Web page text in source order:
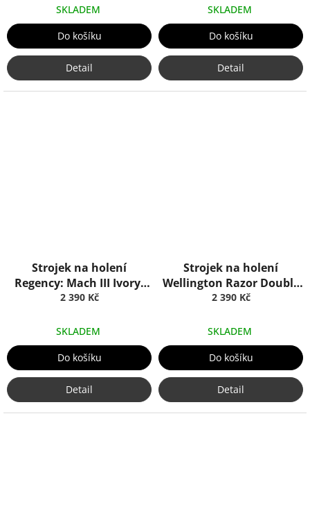
SKLADEM
Do košíku
Detail
SKLADEM
Do košíku
Detail
Strojek na holení
Regency: Mach III Ivory,
Truefitt & Hill
2 390 Kč
SKLADEM
Do košíku
Detail
Strojek na holení
Wellington Razor Double
Edge: Horn, Truefitt & Hill
2 390 Kč
SKLADEM
Do košíku
Detail